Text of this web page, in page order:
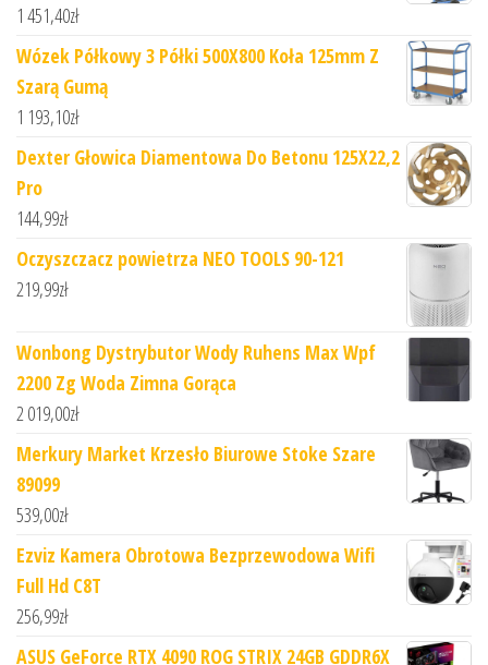
1 451,40zł
Wózek Półkowy 3 Półki 500X800 Koła 125mm Z
Szarą Gumą
1 193,10zł
Dexter Głowica Diamentowa Do Betonu 125X22,2
Pro
144,99zł
Oczyszczacz powietrza NEO TOOLS 90-121
219,99zł
Wonbong Dystrybutor Wody Ruhens Max Wpf
2200 Zg Woda Zimna Gorąca
2 019,00zł
Merkury Market Krzesło Biurowe Stoke Szare
89099
539,00zł
Ezviz Kamera Obrotowa Bezprzewodowa Wifi
Full Hd C8T
256,99zł
ASUS GeForce RTX 4090 ROG STRIX 24GB GDDR6X